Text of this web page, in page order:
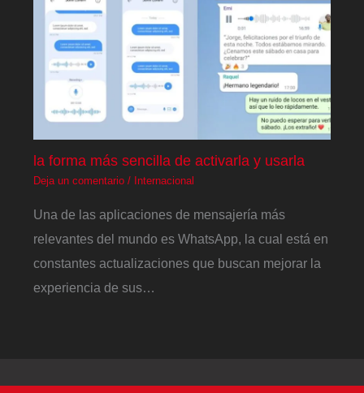
la forma más sencilla de activarla y usarla
Deja un comentario / Internacional
Una de las aplicaciones de mensajería más
relevantes del mundo es WhatsApp, la cual está en
constantes actualizaciones que buscan mejorar la
experiencia de sus…